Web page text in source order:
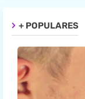
+ POPULARES